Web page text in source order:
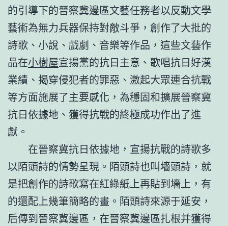
的引導下的晉察冀邊區文藝任務者以反動文學
藝術為無力兵器保持對敵斗爭，創作了大批的
詩歌、小說、戲劇、音樂等作品，這些文藝作
品在小樹屋宣揚黨的抗日主意、歌唱抗日好漢
業績、揭穿侵犯者的罪惡、激起大眾連合抗戰
等方面施展了主要感化，為穩固和擴展晉察冀
抗日依據地、獲得抗戰的終極成功作出了進
獻。
在晉察冀抗日依據地，宣揚抗戰的詩歌多
以陌頭詩的情勢呈現。陌頭詩也叫墻頭詩，就
是把創作的詩歌寫在紅綠紙上再貼到墻上，有
的還配上幾筆簡略的畫。陌頭詩來源于延安，
后傳到晉察冀邊區，在晉察冀邊區扎根并獲得